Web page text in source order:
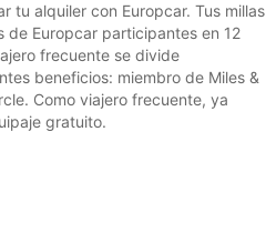
tu alquiler con Europcar. Tus millas
de Europcar participantes en 12
frecuente se divide
beneficios: miembro de Miles &
Como viajero frecuente, ya
gratuito.